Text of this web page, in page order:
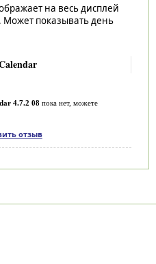
на весь дисплей
показывать день
4.7.2 08пока нет, можете
отзыв